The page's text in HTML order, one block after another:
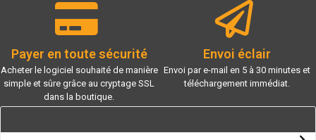
Payer en toute sécurité
Acheter le logiciel souhaité de manière
simple et sûre grâce au cryptage SSL
dans la boutique.
Envoi éclair
Envoi par e-mail en 5 à 30 minutes et
téléchargement immédiat.